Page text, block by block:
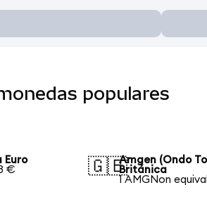
populares
Euro
€
🇬🇧Amgen (Ondo
Británica
1 AMGNon